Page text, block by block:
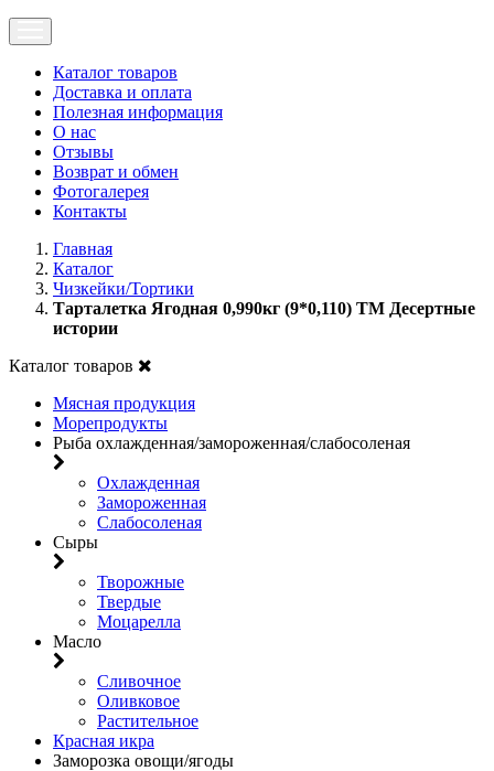
Каталог товаров
Доставка и оплата
Полезная информация
О нас
Отзывы
Возврат и обмен
Фотогалерея
Контакты
Главная
Каталог
Чизкейки/Тортики
Тарталетка Ягодная 0,990кг (9*0,110) ТМ Десертные
истории
Каталог товаров
Мясная продукция
Морепродукты
Рыба охлажденная/замороженная/слабосоленая
Охлажденная
Замороженная
Слабосоленая
Сыры
Творожные
Твердые
Моцарелла
Масло
Сливочное
Оливковое
Растительное
Красная икра
Заморозка овощи/ягоды